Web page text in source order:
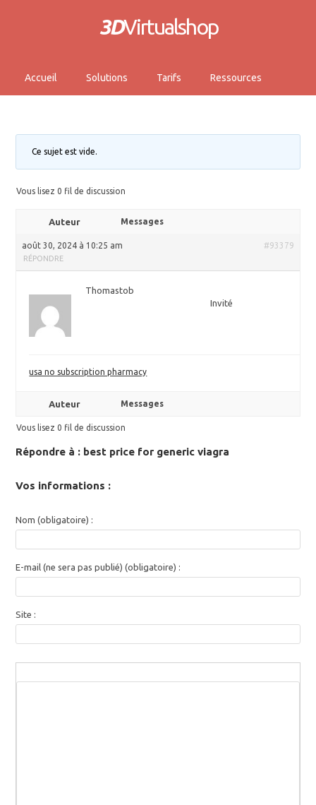
3DVirtualshop
Accueil Solutions Tarifs Ressources
Ce sujet est vide.
Vous lisez 0 fil de discussion
Auteur Messages
août 30, 2024 à 10:25 am #93379
RÉPONDRE
Thomastob
Invité
usa no subscription pharmacy
Auteur Messages
Vous lisez 0 fil de discussion
Répondre à : best price for generic viagra
Vos informations :
Nom (obligatoire) :
E-mail (ne sera pas publié) (obligatoire) :
Site :